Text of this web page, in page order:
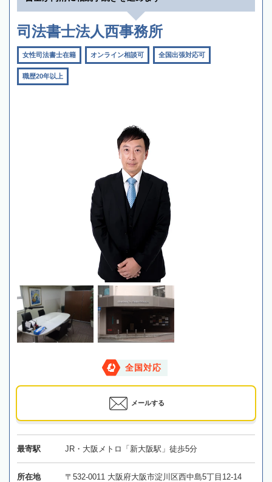
司法書士法人西事務所
女性司法書士在籍 オンライン相談可 全国出張対応可
職歴20年以上
全国対応
メールする
最寄駅 JR・大阪メトロ「新大阪駅」徒歩5分
所在地
〒532-0011 大阪府大阪市淀川区西中島5丁目12-14